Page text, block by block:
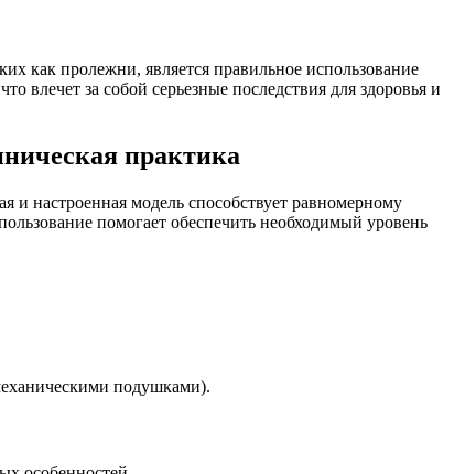
как пролежни, является правильное использование
влечет за собой серьезные последствия для здоровья и
практика
настроенная модель способствует равномерному
помогает обеспечить необходимый уровень
подушками).